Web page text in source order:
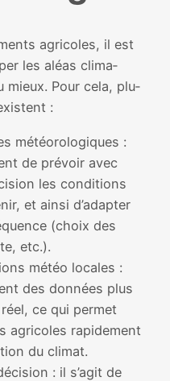
agri­coles, il est
les aléas cli­ma­
mieux. Pour cela, plu­
:
météo­ro­lo­giques :
de pré­voir avec
les condi­tions
et ain­si d’adapter
(choix des
etc.).
météo locales :
des don­nées plus
ce qui per­met
agri­coles rapi­de­ment
du cli­mat.
: il s’agit de